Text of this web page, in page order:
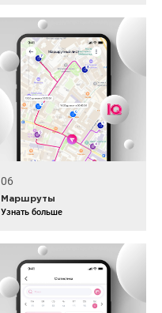
06
Маршруты
Узнать больше